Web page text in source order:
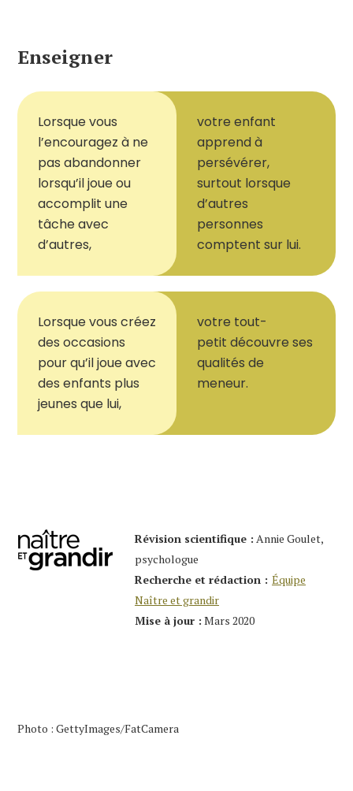
Enseigner
Lorsque vous
l’encouragez à ne
pas abandonner
lorsqu’il joue ou
accomplit une
tâche avec
d’autres,
votre enfant
apprend à
persévérer,
surtout lorsque
d’autres
personnes
comptent sur lui.
Lorsque vous créez
des occasions
pour qu’il joue avec
des enfants plus
jeunes que lui,
votre tout-
petit découvre ses
qualités de
meneur.
Révision scientifique : Annie Goulet,
psychologue
Recherche et rédaction : Équipe
Naître et grandir
Mise à jour : Mars 2020
Photo : GettyImages/FatCamera